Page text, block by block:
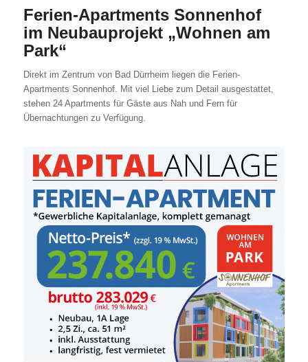
Ferien-Apartments Sonnenhof
im Neubauprojekt „Wohnen am
Park“
Direkt im Zentrum von Bad Dürrheim liegen die Ferien-
Apartments Sonnenhof. Mit viel Liebe zum Detail ausgestattet,
stehen 24 Apartments für Gäste aus Nah und Fern für
Übernachtungen zu Verfügung.